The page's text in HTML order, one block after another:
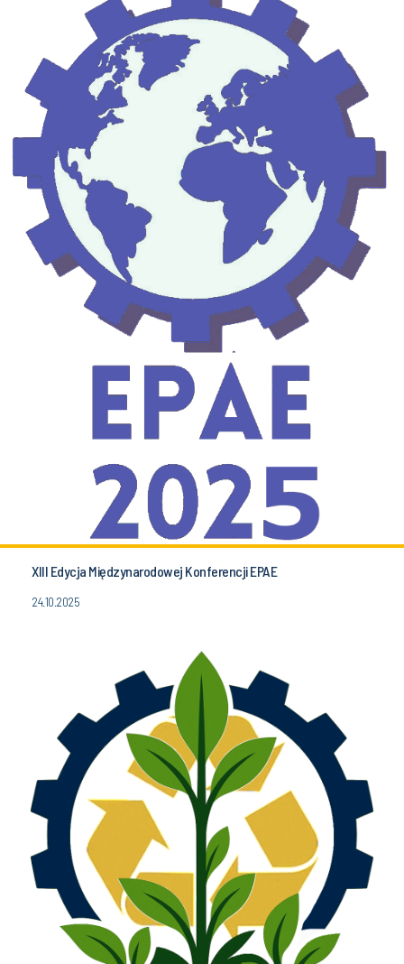
XIII Edycja Międzynarodowej Konferencji EPAE
24.10.2025